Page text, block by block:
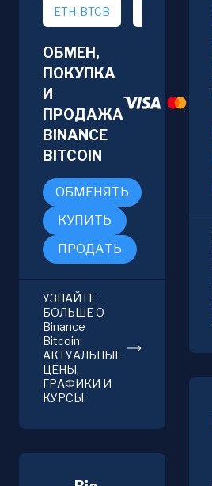
ETH-BTCB
ОБМЕН,
ПОКУПКА
И
ПРОДАЖА
BINANCE
BITCOIN
ОБМЕНЯТЬ
КУПИТЬ
ПРОДАТЬ
УЗНАЙТЕ
БОЛЬШЕ О
Binance
Bitcoin:
АКТУАЛЬНЫЕ
ЦЕНЫ,
ГРАФИКИ И
КУРСЫ